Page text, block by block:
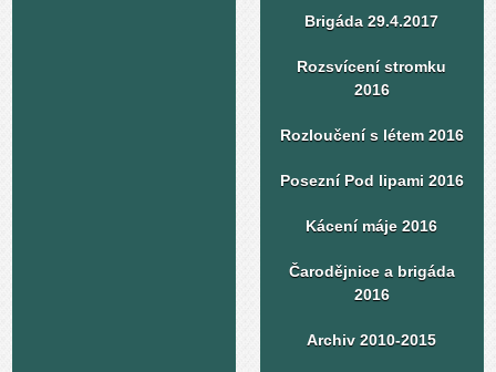
Brigáda 29.4.2017
Rozsvícení stromku
2016
Rozloučení s létem 2016
Posezní Pod lipami 2016
Kácení máje 2016
Čarodějnice a brigáda
2016
Archiv 2010-2015